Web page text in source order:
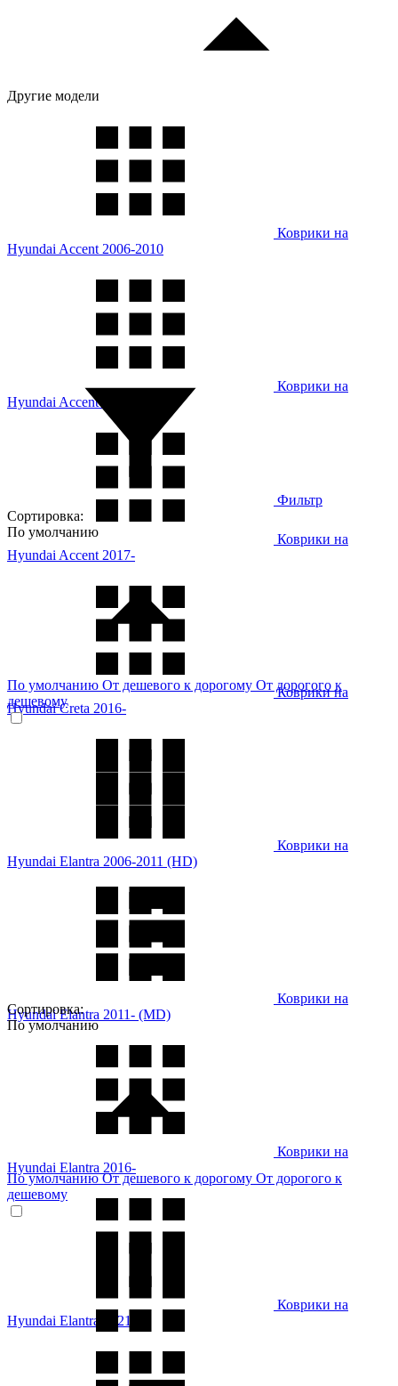
Другие модели
Коврики на
Hyundai Accent 2006-2010
Коврики на
Hyundai Accent 2011- (RB)
Коврики на
Hyundai Accent 2017-
Коврики на
Hyundai Creta 2016-
Коврики на
Hyundai Elantra 2006-2011 (HD)
Коврики на
Hyundai Elantra 2011- (MD)
Коврики на
Hyundai Elantra 2016-
Коврики на
Hyundai Elantra 2021-
Фильтр
Сортировка:
По умолчанию
По умолчанию От дешевого к дорогому От дорогого к
дешевому
Сортировка:
По умолчанию
По умолчаниюОт дешевого к дорогому От дорогого к
дешевому